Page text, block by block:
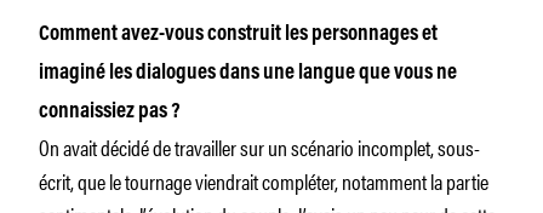
Comment avez-vous construit les personnages et
imaginé les dialogues dans une langue que vous ne
connaissiez pas ?
On avait décidé de travailler sur un scénario incomplet, sous-
écrit, que le tournage viendrait compléter, notamment la partie